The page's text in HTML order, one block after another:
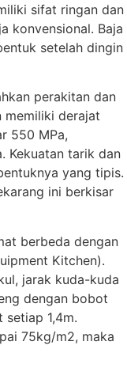
sifat ringan dan
konvensional. Baja
setelah dingin
perakitan dan
memiliki derajat
550 MPa,
Kekuatan tarik dan
yang tipis.
ini berkisar
berbeda dengan
Kitchen).
jarak kuda-kuda
dengan bobot
1,4m.
75kg/m2, maka